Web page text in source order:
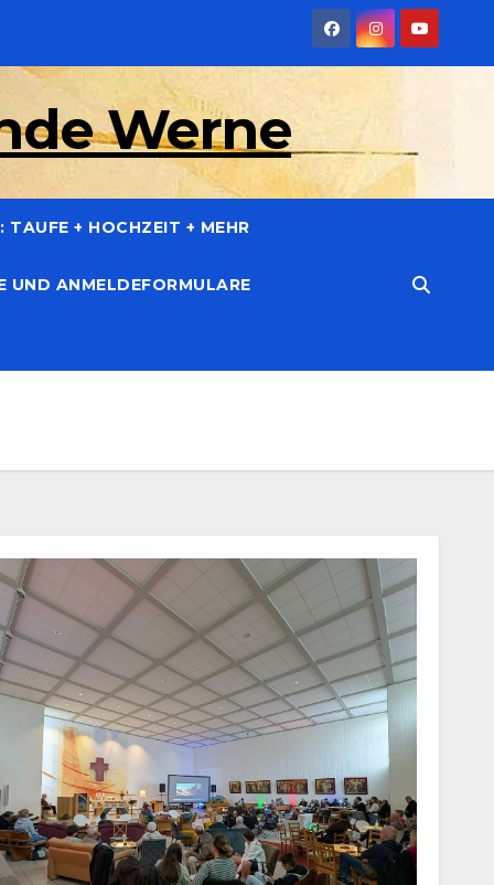
Werne
TAUFE + HOCHZEIT + MEHR
UND ANMELDEFORMULARE